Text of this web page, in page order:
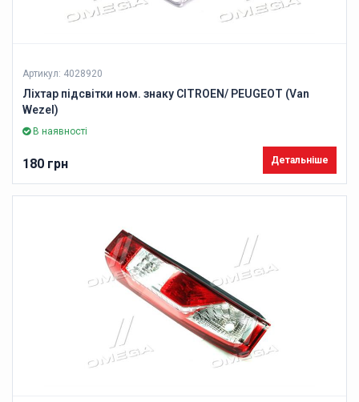
Артикул: 4028920
Ліхтар підсвітки ном. знаку CITROEN/ PEUGEOT (Van
Wezel)
В наявності
180 грн Детальніше